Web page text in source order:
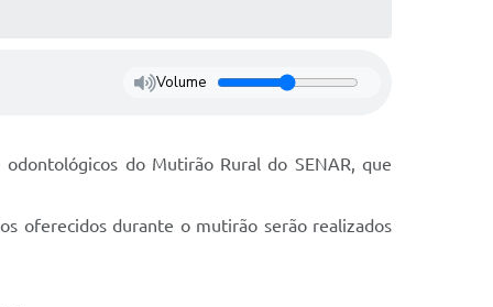
Volume
do Mutirão Rural do SENAR, que
oferecidos durante o mutirão serão realizados